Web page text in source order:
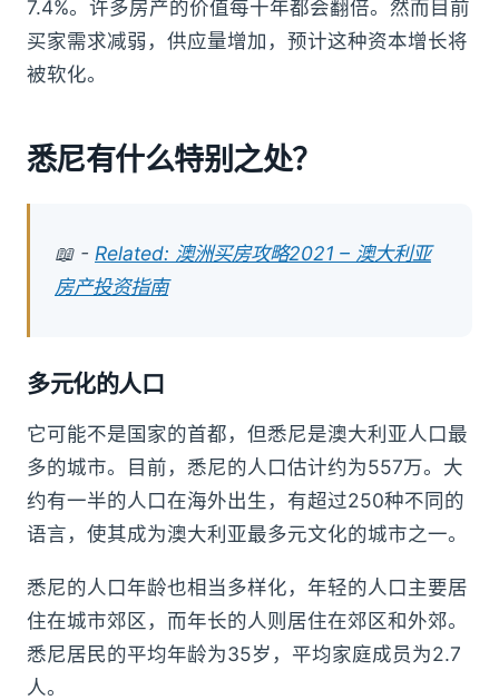
7.4%。许多房产的价值每十年都会翻倍。然而目前
买家需求减弱，供应量增加，预计这种资本增长将
被软化。
悉尼有什么特别之处？
📖 - Related: 澳洲买房攻略2021 – 澳大利亚
房产投资指南
多元化的人口
它可能不是国家的首都，但悉尼是澳大利亚人口最
多的城市。目前，悉尼的人口估计约为557万。大
约有一半的人口在海外出生，有超过250种不同的
语言，使其成为澳大利亚最多元文化的城市之一。
悉尼的人口年龄也相当多样化，年轻的人口主要居
住在城市郊区，而年长的人则居住在郊区和外郊。
悉尼居民的平均年龄为35岁，平均家庭成员为2.7
人。